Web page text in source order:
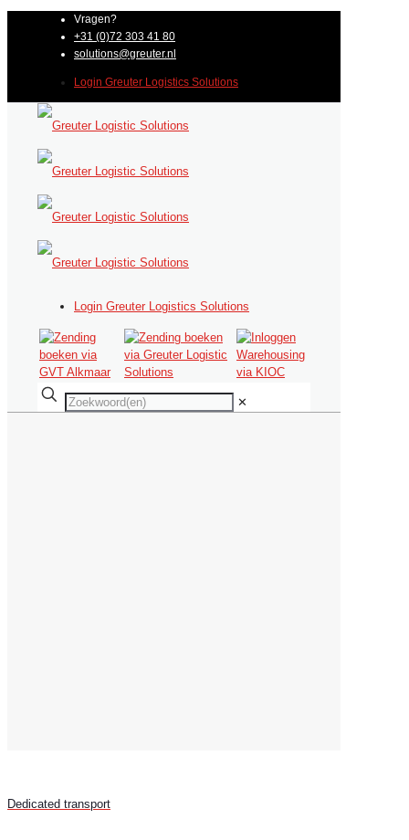
Vragen?
+31 (0)72 303 41 80
solutions@greuter.nl
Login Greuter Logistics Solutions
Login Greuter Logistics Solutions
✕
Dedicated transport